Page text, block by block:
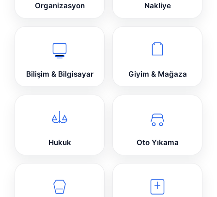
Organizasyon Nakliye
Bilişim & Bilgisayar Giyim & Mağaza
Hukuk Oto Yıkama